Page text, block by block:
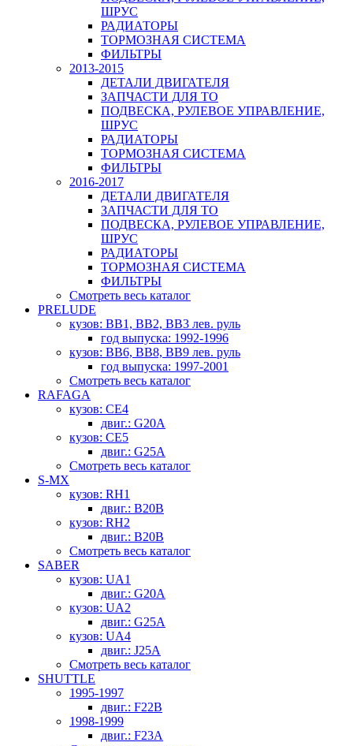
ШРУС
РАДИАТОРЫ
ТОРМОЗНАЯ СИСТЕМА
ФИЛЬТРЫ
2013-2015
ДЕТАЛИ ДВИГАТЕЛЯ
ЗАПЧАСТИ ДЛЯ ТО
ПОДВЕСКА, РУЛЕВОЕ УПРАВЛЕНИЕ,
ШРУС
РАДИАТОРЫ
ТОРМОЗНАЯ СИСТЕМА
ФИЛЬТРЫ
2016-2017
ДЕТАЛИ ДВИГАТЕЛЯ
ЗАПЧАСТИ ДЛЯ ТО
ПОДВЕСКА, РУЛЕВОЕ УПРАВЛЕНИЕ,
ШРУС
РАДИАТОРЫ
ТОРМОЗНАЯ СИСТЕМА
ФИЛЬТРЫ
Смотреть весь каталог
PRELUDE
кузов: BB1, BB2, BB3 лев. руль
год выпуска: 1992-1996
кузов: BB6, BB8, BB9 лев. руль
год выпуска: 1997-2001
Смотреть весь каталог
RAFAGA
кузов: CE4
двиг.: G20A
кузов: CE5
двиг.: G25A
Смотреть весь каталог
S-MX
кузов: RH1
двиг.: B20B
кузов: RH2
двиг.: B20B
Смотреть весь каталог
SABER
кузов: UA1
двиг.: G20A
кузов: UA2
двиг.: G25A
кузов: UA4
двиг.: J25A
Смотреть весь каталог
SHUTTLE
1995-1997
двиг.: F22B
1998-1999
двиг.: F23A